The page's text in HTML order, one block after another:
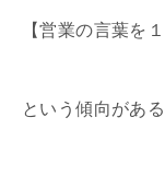
【営業の言葉を
という傾向がある